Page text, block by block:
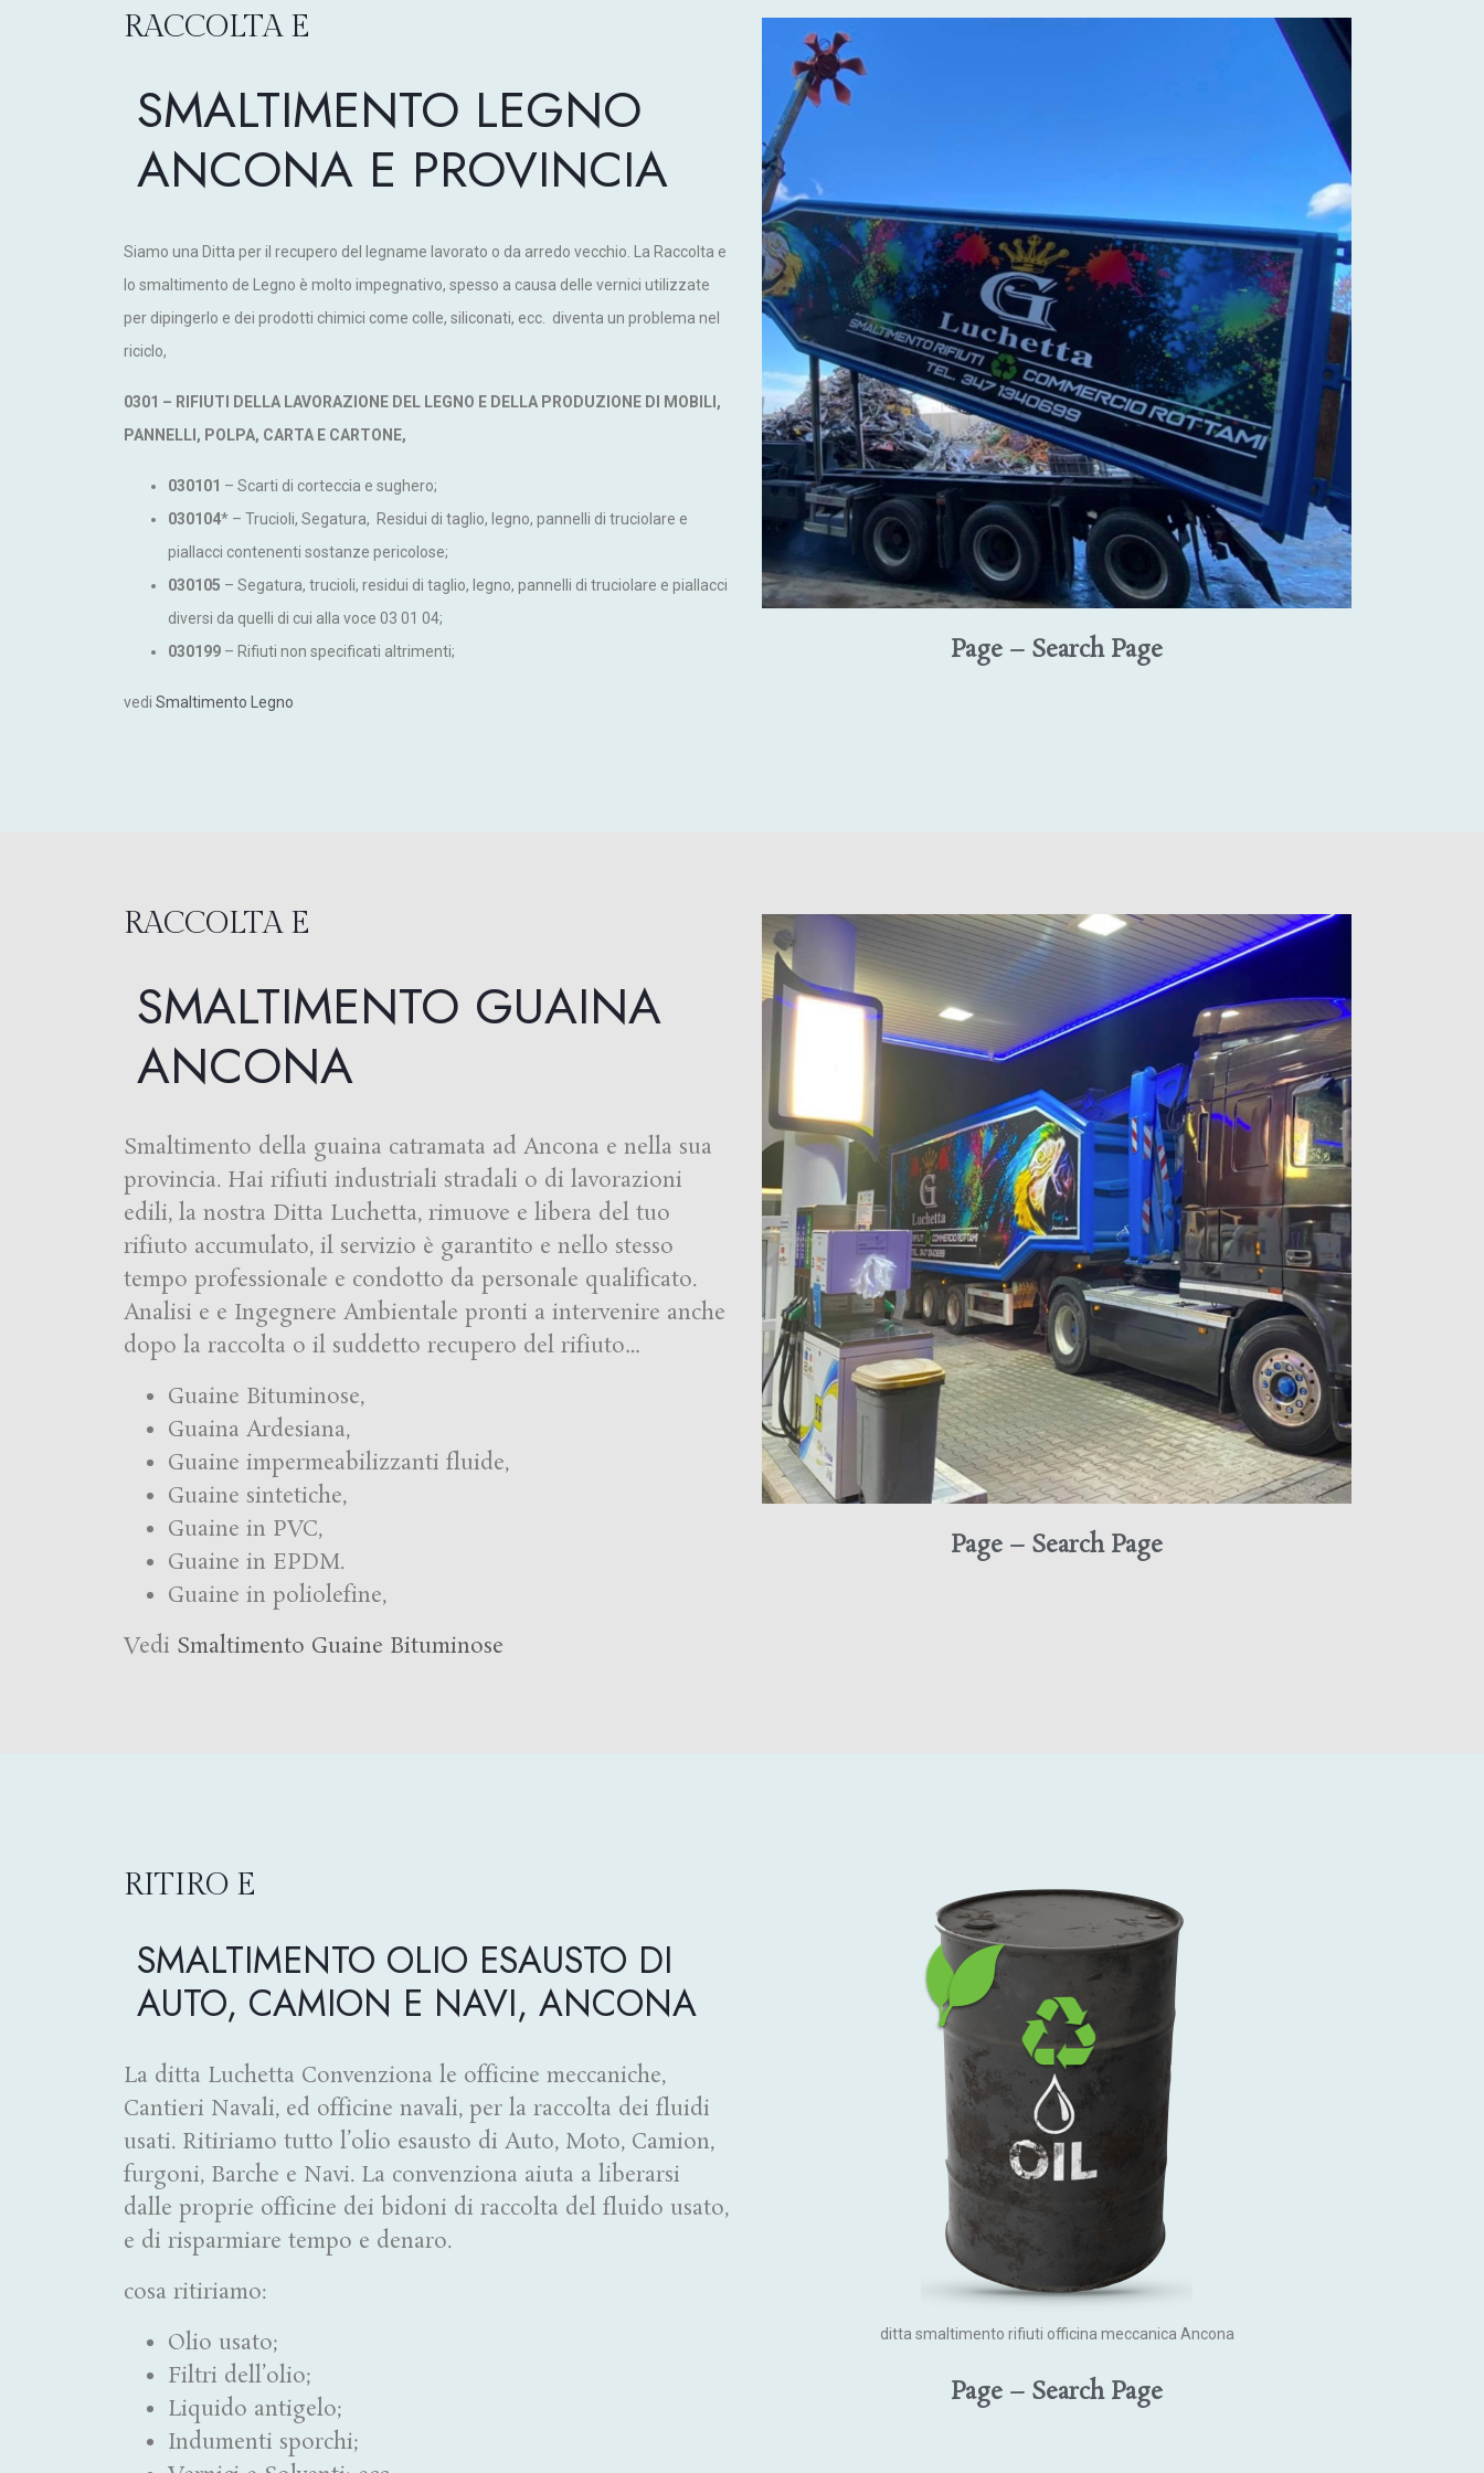
RACCOLTA E
SMALTIMENTO LEGNO
ANCONA E PROVINCIA
Siamo una Ditta per il recupero del legname lavorato o da arredo vecchio. La Raccolta e
lo smaltimento de Legno è molto impegnativo, spesso a causa delle vernici utilizzate
per dipingerlo e dei prodotti chimici come colle, siliconati, ecc. diventa un problema nel
riciclo,
0301 – RIFIUTI DELLA LAVORAZIONE DEL LEGNO E DELLA PRODUZIONE DI MOBILI,
PANNELLI, POLPA, CARTA E CARTONE,
030101 – Scarti di corteccia e sughero;
030104* – Trucioli, Segatura, Residui di taglio, legno, pannelli di truciolare e
piallacci contenenti sostanze pericolose;
030105 – Segatura, trucioli, residui di taglio, legno, pannelli di truciolare e piallacci
diversi da quelli di cui alla voce 03 01 04;
030199 – Rifiuti non specificati altrimenti;
vedi Smaltimento Legno
Page – Search Page
RACCOLTA E
SMALTIMENTO GUAINA
ANCONA
Smaltimento della guaina catramata ad Ancona e nella sua
provincia. Hai rifiuti industriali stradali o di lavorazioni
edili, la nostra Ditta Luchetta, rimuove e libera del tuo
rifiuto accumulato, il servizio è garantito e nello stesso
tempo professionale e condotto da personale qualificato.
Analisi e e Ingegnere Ambientale pronti a intervenire anche
dopo la raccolta o il suddetto recupero del rifiuto…
Guaine Bituminose,
Guaina Ardesiana,
Guaine impermeabilizzanti fluide,
Guaine sintetiche,
Guaine in PVC,
Guaine in EPDM.
Guaine in poliolefine,
Vedi Smaltimento Guaine Bituminose
Page – Search Page
RITIRO E
SMALTIMENTO OLIO ESAUSTO DI
AUTO, CAMION E NAVI, ANCONA
La ditta Luchetta Convenziona le officine meccaniche,
Cantieri Navali, ed officine navali, per la raccolta dei fluidi
usati. Ritiriamo tutto l’olio esausto di Auto, Moto, Camion,
furgoni, Barche e Navi. La convenziona aiuta a liberarsi
dalle proprie officine dei bidoni di raccolta del fluido usato,
e di risparmiare tempo e denaro.
cosa ritiriamo:
Olio usato;
Filtri dell’olio;
Liquido antigelo;
Indumenti sporchi;
ditta smaltimento rifiuti officina meccanica Ancona
Page – Search Page